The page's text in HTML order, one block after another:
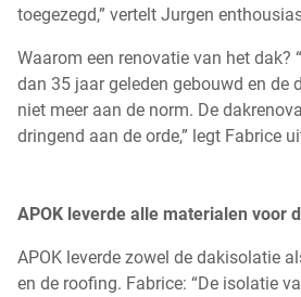
toegezegd,” vertelt Jurgen
Waarom een renovatie van het dak?
dan 35 jaar geleden gebouwd en de
niet meer aan de norm. De
dringend aan de orde,” legt Fabrice
APOK leverde alle materialen voor
APOK leverde zowel de dakisolatie
en de roofing. Fabrice: “De isolatie